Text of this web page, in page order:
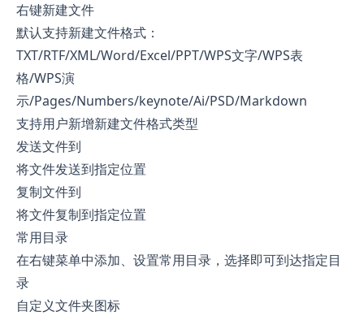
右键新建文件
默认支持新建文件格式：
TXT/RTF/XML/Word/Excel/PPT/WPS文字/WPS表
格/WPS演
示/Pages/Numbers/keynote/Ai/PSD/Markdown
支持用户新增新建文件格式类型
发送文件到
将文件发送到指定位置
复制文件到
将文件复制到指定位置
常用目录
在右键菜单中添加、设置常用目录，选择即可到达指定目
录
自定义文件夹图标